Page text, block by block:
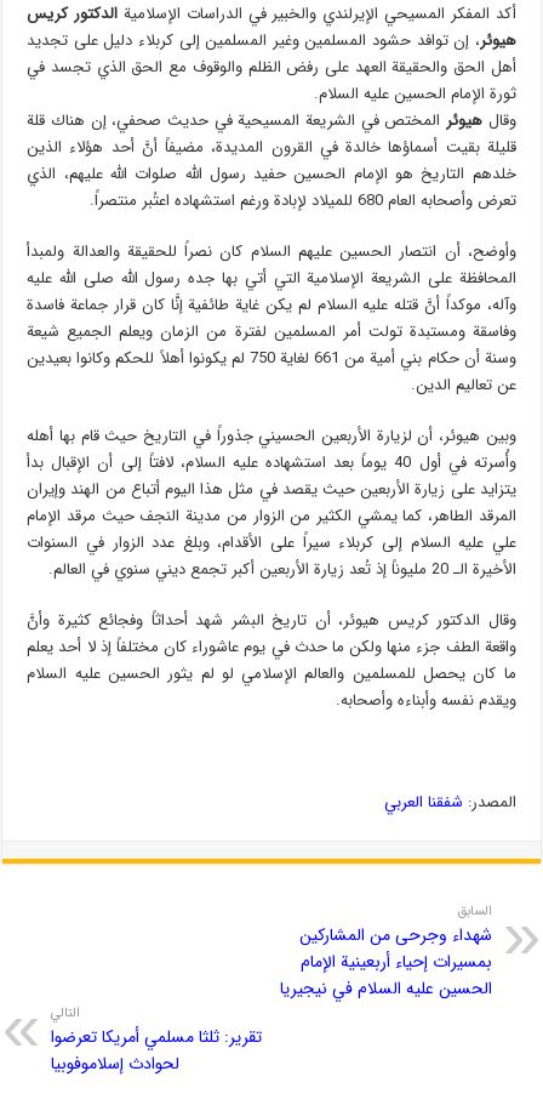
أكد المفكر المسيحي الإيرلندي والخبير في الدراسات الإسلامية الدكتور كريس
هيوئر، إن توافد حشود المسلمين وغير المسلمين إلى كربلاء دليل على تجديد
أهل الحق والحقيقة العهد على رفض الظلم والوقوف مع الحق الذي تجسد في
ثورة الإمام الحسين عليه السلام.
وقال هيوئرالمختص في الشريعة المسيحية في حديث صحفي، إن هناك قلة
قليلة بقيت أسماؤها خالدة في القرون المديدة، مضيفاً أنَّ أحد هؤلاء الذين
خلدهم التاريخ هو الإمام الحسين حفيد رسول الله صلوات الله عليهم، الذي
تعرض وأصحابه العام 680 للميلاد لإبادة ورغم استشهاده اعتُبر منتصراً.
وأوضح، أن انتصار الحسين عليهم السلام كان نصراً للحقيقة والعدالة ولمبدأ
المحافظة على الشريعة الإسلامية التي أتي بها جده رسول الله صلى الله عليه
وآله، موكداً أنَّ قتله عليه السلام لم يكن غاية طائفية إنَّا كان قرار جماعة فاسدة
وفاسقة ومستبدة تولت أمر المسلمين لفترة من الزمان ويعلم الجميع شيعة
وسنة أن حكام بني أمية من 661 لغاية 750 لم يكونوا أهلاً للحكم وكانوا بعيدين
عن تعاليم الدين.
وبين هيوئر، أن لزيارة الأربعين الحسيني جذوراً في التاريخ حيث قام بها أهله
وأُسرته في أول 40 يوماً بعد استشهاده عليه السلام، لافتاً إلى أن الإقبال بدأ
يتزايد على زيارة الأربعين حيث يقصد في مثل هذا اليوم أتباع من الهند وإيران
المرقد الطاهر، كما يمشي الكثير من الزوار من مدينة النجف حيث مرقد الإمام
علي عليه السلام إلى كربلاء سيراً على الأقدام، وبلغ عدد الزوار في السنوات
الأخيرة الـ 20 مليوناً إذ تُعد زيارة الأربعين أكبر تجمع ديني سنوي في العالم.
وقال الدكتور كريس هيوئر، أن تاريخ البشر شهد أحداثاً وفجائع كثيرة وأنَّ
واقعة الطف جزء منها ولكن ما حدث في يوم عاشوراء كان مختلفاً إذ لا أحد يعلم
ما كان يحصل للمسلمين والعالم الإسلامي لو لم يثور الحسين عليه السلام
ويقدم نفسه وأبناءه وأصحابه.
المصدر: شفقنا العربي
السابق
شهداء وجرحى من المشاركين
بمسيرات إحياء أربعينية الإمام
الحسين عليه السلام في نيجيريا
التالي
تقرير: ثلثا مسلمي أمريكا تعرضوا
لحوادث إسلاموفوبيا